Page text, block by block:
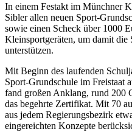
In einem Festakt im Münchner
Sibler allen neuen Sport-
sowie einen Scheck über 1000
Kleinsportgeräten, um damit
unterstützen.
Mit Beginn des laufenden
Sport-Grundschule im Freistaat
fand großen Anklang, rund 200
das begehrte Zertifikat. Mit 70
aus jedem Regierungsbezirk
eingereichten Konzepte